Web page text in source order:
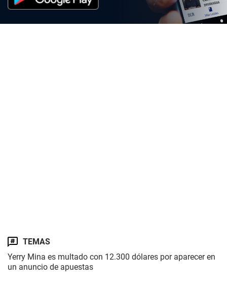
TEMAS
Yerry Mina es multado con 12.300 dólares por aparecer en
un anuncio de apuestas